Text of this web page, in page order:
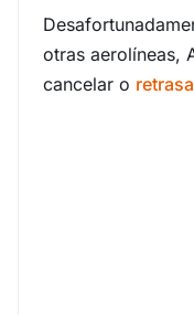
otras aerolíneas,
cancelar o